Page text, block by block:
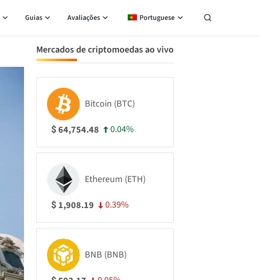
Guias Avaliações Portuguese
Mercados de criptomoedas ao vivo
Bitcoin (BTC)
$64,754.48 0.04%
Ethereum (ETH)
$ 1,908.19 0.39%
BNB (BNB)